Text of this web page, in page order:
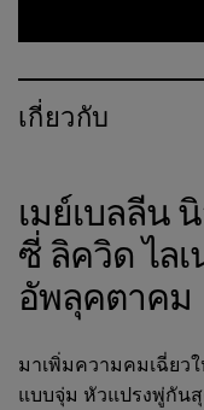
เกี่ยวกับ
เมย์เบลลีน
ซี่ ลิควิด ไล
อัพลุคตาคม
มาเพิ่มความคมเฉี่ยว
แบบจุ่ม หัวแปรงพู่กัน